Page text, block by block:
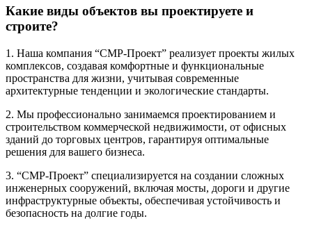
Какие виды объектов вы проектируете и
строите?
1. Наша компания “СМР-Проект” реализует проекты жилых
комплексов, создавая комфортные и функциональные
пространства для жизни, учитывая современные
архитектурные тенденции и экологические стандарты.
2. Мы профессионально занимаемся проектированием и
строительством коммерческой недвижимости, от офисных
зданий до торговых центров, гарантируя оптимальные
решения для вашего бизнеса.
3. “СМР-Проект” специализируется на создании сложных
инженерных сооружений, включая мосты, дороги и другие
инфраструктурные объекты, обеспечивая устойчивость и
безопасность на долгие годы.